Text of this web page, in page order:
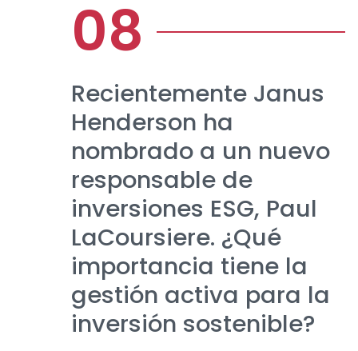
Recientemente Janus
Henderson ha
nombrado a un nuevo
responsable de
inversiones ESG, Paul
LaCoursiere. ¿Qué
importancia tiene la
gestión activa para la
inversión sostenible?